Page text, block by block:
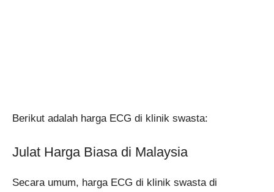
Berikut adalah harga ECG di klinik swasta:
Julat Harga Biasa di Malaysia
Secara umum, harga ECG di klinik swasta di